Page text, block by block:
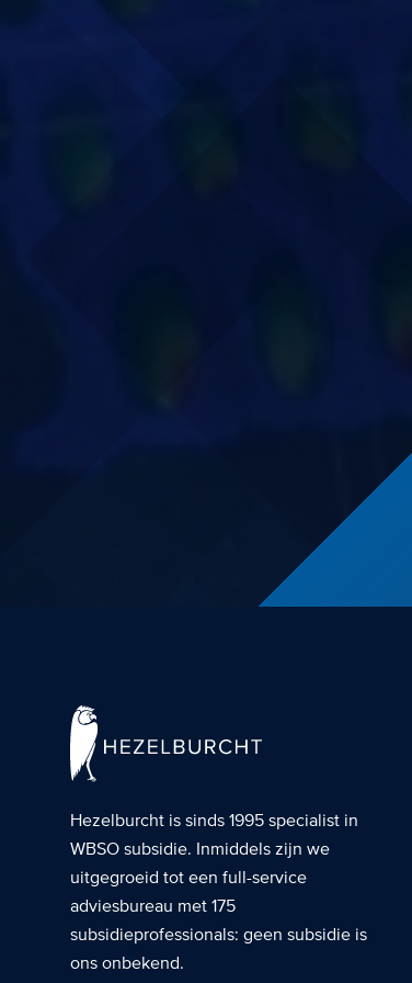
Hezelburcht is sinds 1995 specialist in
WBSO subsidie. Inmiddels zijn we
uitgegroeid tot een full-service
adviesbureau met 175
subsidieprofessionals: geen subsidie is
ons onbekend.